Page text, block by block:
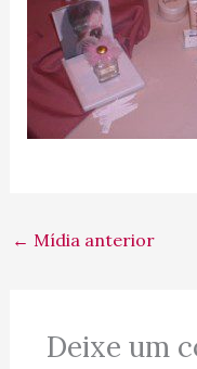
← Mídia anterior
Deixe um